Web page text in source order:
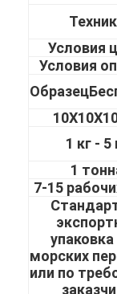
Контроль
Свяжитесь
Новости
Условия
Условия
Образец
1 кг - 5
1
7-15
морских
или по